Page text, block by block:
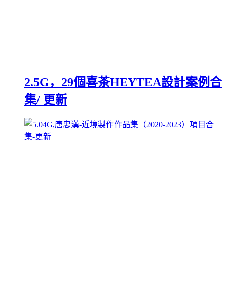
2.5G，29個喜茶HEYTEA設計案例合
集/ 更新